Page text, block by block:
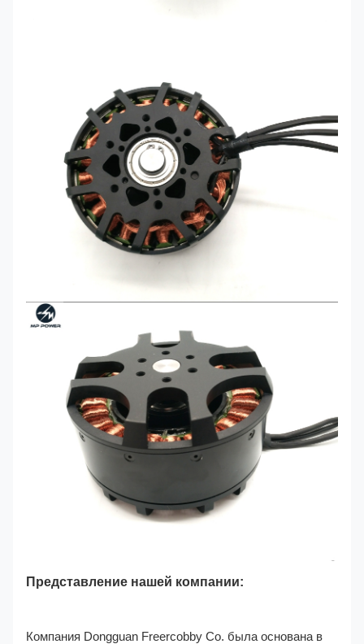
Представление нашей компании:
Компания Dongguan Freercobby Co. была основана в